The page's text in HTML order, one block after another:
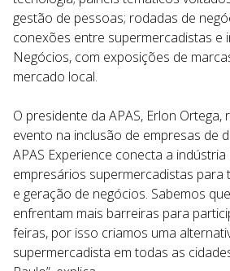
gestão de pessoas; rodadas de
conexões entre supermercadistas e
Negócios, com exposições de
mercado local.
O presidente da APAS, Erlon
evento na inclusão de empresas de
APAS Experience conecta a
empresários supermercadistas para
e geração de negócios. Sabemos
enfrentam mais barreiras para
feiras, por isso criamos uma
supermercadista em todas as